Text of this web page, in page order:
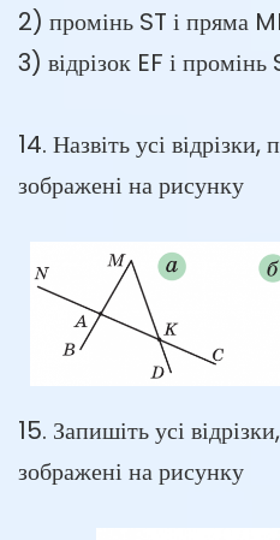
2) промінь ST і пряма
3) відрізок EF і промінь
14. Назвіть усі відрізки,
зображені на рисунку
15. Запишіть усі
зображені на рисунку